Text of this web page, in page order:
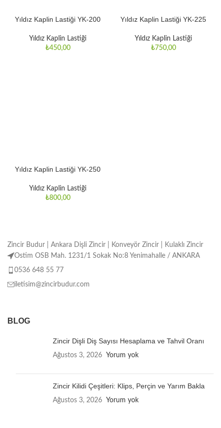
Yıldız Kaplin Lastiği YK-200
Yıldız Kaplin Lastiği
₺450,00
Yıldız Kaplin Lastiği YK-225
Yıldız Kaplin Lastiği
₺750,00
Yıldız Kaplin Lastiği YK-250
Yıldız Kaplin Lastiği
₺800,00
Zincir Budur | Ankara Dişli Zincir | Konveyör Zincir | Kulaklı Zincir
Ostim OSB Mah. 1231/1 Sokak No:8 Yenimahalle / ANKARA
0536 648 55 77
iletisim@zincirbudur.com
BLOG
Zincir Dişli Diş Sayısı Hesaplama ve Tahvil Oranı
Ağustos 3, 2026 Yorum yok
Zincir Kilidi Çeşitleri: Klips, Perçin ve Yarım Bakla
Ağustos 3, 2026 Yorum yok